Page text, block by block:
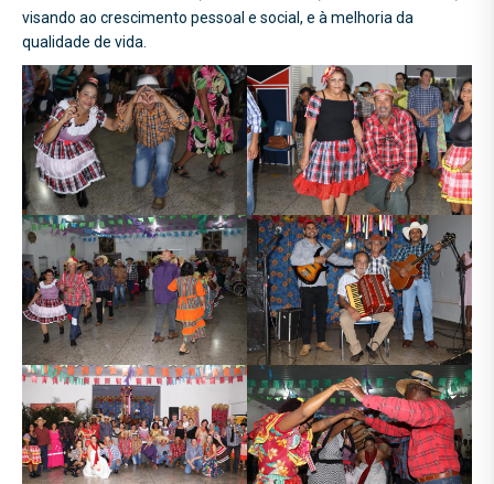
visando ao crescimento pessoal e social, e à melhoria da
qualidade de vida.